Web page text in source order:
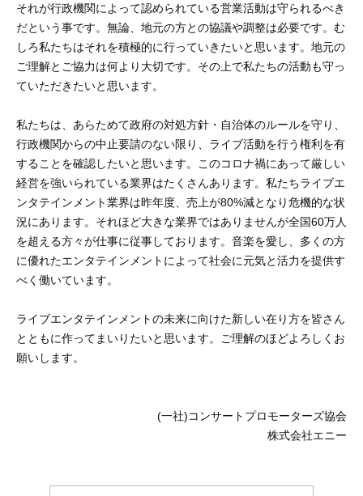
それが行政機関によって認められている営業活動は守られるべき
だという事です。無論、地元の方との協議や調整は必要です。む
しろ私たちはそれを積極的に行っていきたいと思います。地元の
ご理解とご協力は何より大切です。その上で私たちの活動も守っ
ていただきたいと思います。
私たちは、あらためて政府の対処方針・自治体のルールを守り、
行政機関からの中止要請のない限り、ライブ活動を行う権利を有
することを確認したいと思います。このコロナ禍にあって厳しい
経営を強いられている業界はたくさんあります。私たちライブエ
ンタテインメント業界は昨年度、売上が80%減となり危機的な状
況にあります。それほど大きな業界ではありませんが全国60万人
を超える方々が仕事に従事しております。音楽を愛し、多くの方
に優れたエンタテインメントによって社会に元気と活力を提供す
べく働いています。
ライブエンタテインメントの未来に向けた新しい在り方を皆さん
とともに作ってまいりたいと思います。ご理解のほどよろしくお
願いします。
(一社)コンサートプロモーターズ協会
株式会社エニー